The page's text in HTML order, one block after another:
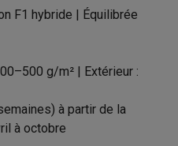
F1 hybride | Équilibrée
g/m² | Extérieur :
à partir de la
à octobre